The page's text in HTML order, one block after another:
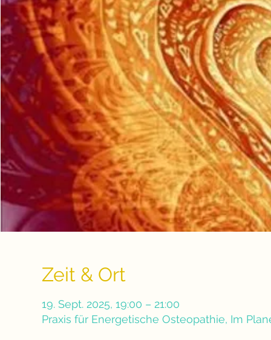
Zeit & Ort
19. Sept. 2025, 19:00 – 21:00
Praxis für Energetische Osteopathie, Im